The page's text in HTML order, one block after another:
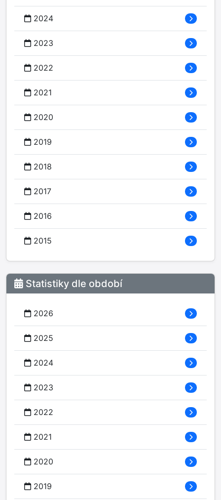
2024
2023
2022
2021
2020
2019
2018
2017
2016
2015
Statistiky dle období
2026
2025
2024
2023
2022
2021
2020
2019